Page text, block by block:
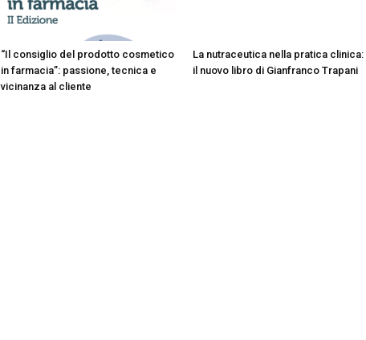
“Il consiglio del prodotto cosmetico
in farmacia”: passione, tecnica e
vicinanza al cliente
La nutraceutica nella pratica clinica:
il nuovo libro di Gianfranco Trapani